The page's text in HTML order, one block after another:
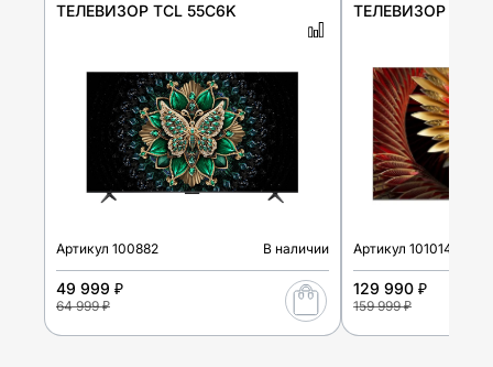
ТЕЛЕВИЗОР TCL 55C6K
Артикул 100882 В наличии
49 999 ₽
64 999 ₽
ТЕЛЕВИЗОР TCL
Артикул 101014
129 990 ₽
159 999 ₽